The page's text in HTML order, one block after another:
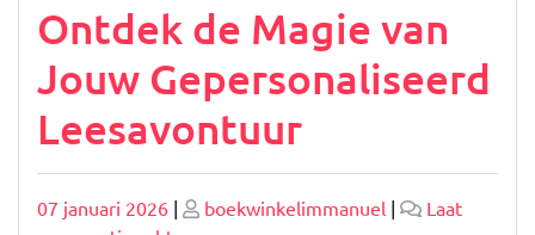
Ontdek de Magie van
Jouw Gepersonaliseerd
Leesavontuur
Geplaatst
07 januari 2026 | Geplaatst
boekwinkelimmanuel |
Laat